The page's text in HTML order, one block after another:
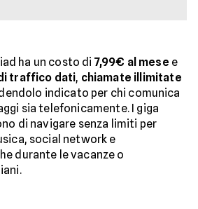
ha un costo di 7,99€ al mese e
di traffico dati, chiamate illimitate
indicato per chi comunica
sia telefonicamente. I giga
di navigare senza limiti per
social network e
durante le vacanze o